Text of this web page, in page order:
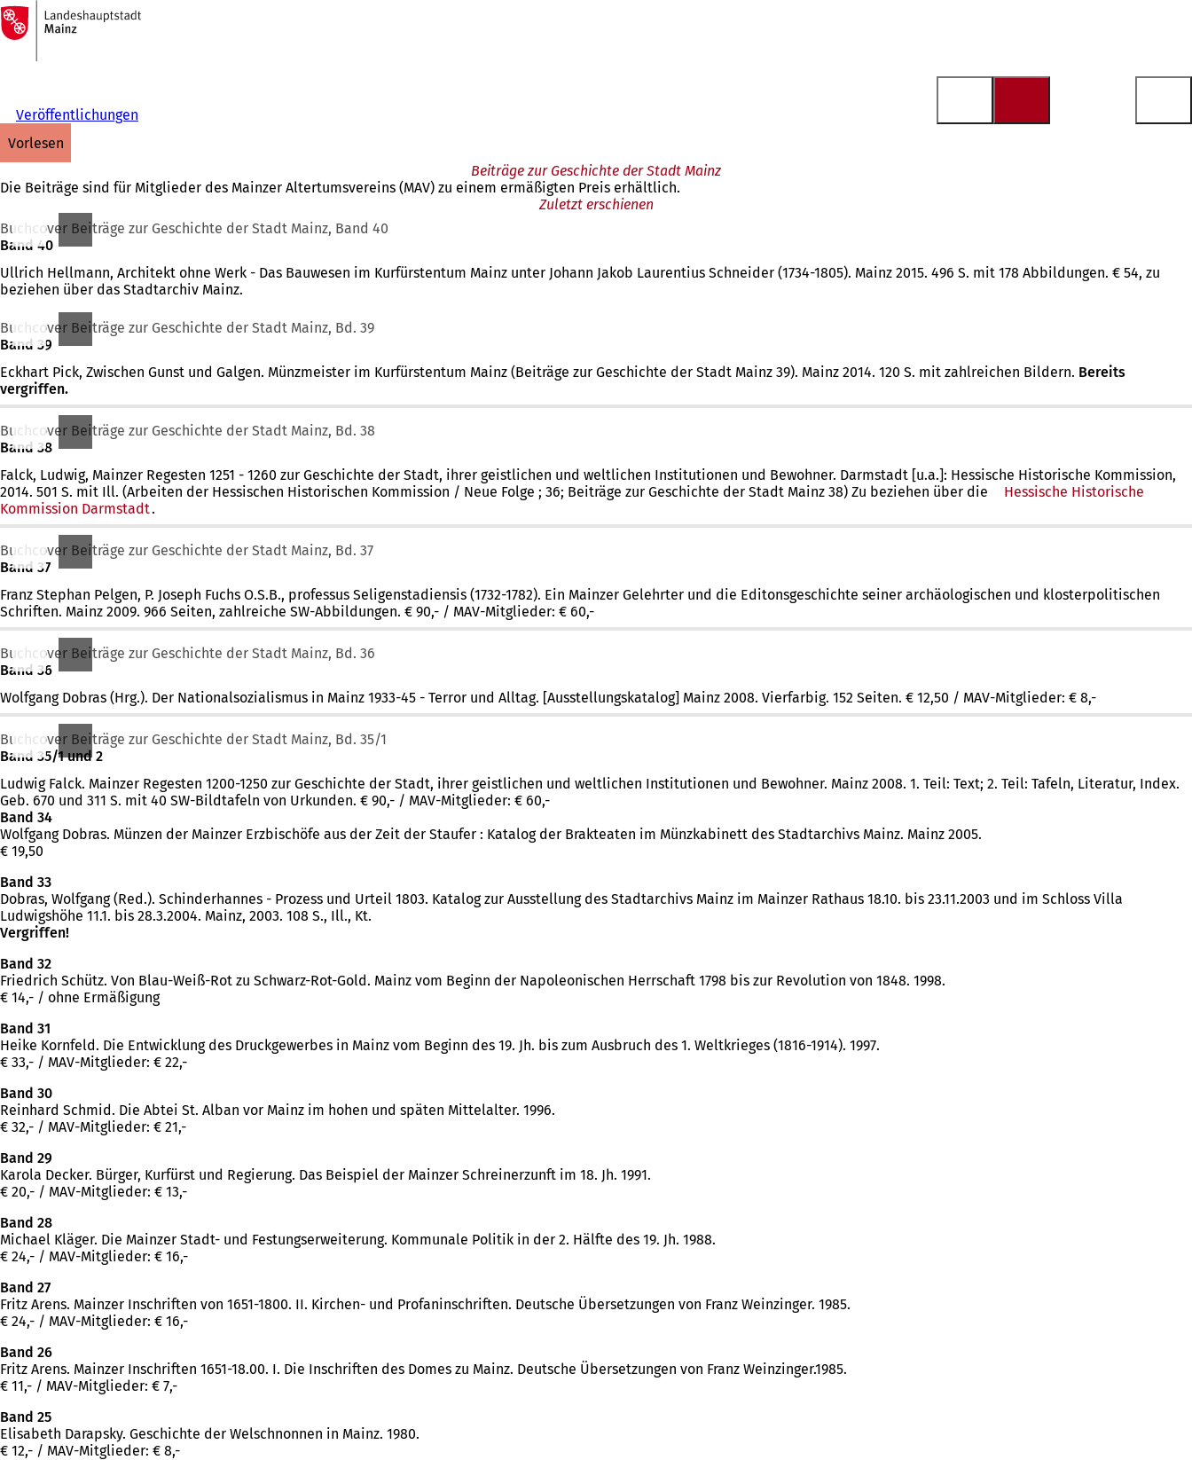
Inhalt anspringen
Zur
Startseite
Veröffentlichungen
vorlesen
Beiträge zur Geschichte der Stadt Mainz
Die Beiträge sind für Mitglieder des Mainzer Altertumsvereins (MAV) zu einem ermäßigten Preis erhältlich.
Zuletzt erschienen
Buchcover Beiträge zur Geschichte der Stadt Mainz, Band 40
Band 40
Ullrich Hellmann, Architekt ohne Werk - Das Bauwesen im Kurfürstentum Mainz unter Johann Jakob Laurentius Schneider (1734-1805). Mainz 2015. 496 S. mit 178 Abbildungen. € 54, zu
beziehen über das Stadtarchiv Mainz.
Buchcover Beiträge zur Geschichte der Stadt Mainz, Bd. 39
Band 39
Eckhart Pick, Zwischen Gunst und Galgen. Münzmeister im Kurfürstentum Mainz (Beiträge zur Geschichte der Stadt Mainz 39). Mainz 2014. 120 S. mit zahlreichen Bildern. Bereits
vergriffen.
Buchcover Beiträge zur Geschichte der Stadt Mainz, Bd. 38
Band 38
Falck, Ludwig, Mainzer Regesten 1251 - 1260 zur Geschichte der Stadt, ihrer geistlichen und weltlichen Institutionen und Bewohner. Darmstadt [u.a.]: Hessische Historische Kommission,
2014. 501 S. mit Ill. (Arbeiten der Hessischen Historischen Kommission / Neue Folge ; 36; Beiträge zur Geschichte der Stadt Mainz 38) Zu beziehen über die
Hessische Historische
Kommission Darmstadt.
Buchcover Beiträge zur Geschichte der Stadt Mainz, Bd. 37
Band 37
Franz Stephan Pelgen, P. Joseph Fuchs O.S.B., professus Seligenstadiensis (1732-1782). Ein Mainzer Gelehrter und die Editonsgeschichte seiner archäologischen und klosterpolitischen
Schriften. Mainz 2009. 966 Seiten, zahlreiche SW-Abbildungen. € 90,- / MAV-Mitglieder: € 60,-
Buchcover Beiträge zur Geschichte der Stadt Mainz, Bd. 36
Band 36
Wolfgang Dobras (Hrg.). Der Nationalsozialismus in Mainz 1933-45 - Terror und Alltag. [Ausstellungskatalog] Mainz 2008. Vierfarbig. 152 Seiten. € 12,50 / MAV-Mitglieder: € 8,-
Buchcover Beiträge zur Geschichte der Stadt Mainz, Bd. 35/1
Band 35/1 und 2
Ludwig Falck. Mainzer Regesten 1200-1250 zur Geschichte der Stadt, ihrer geistlichen und weltlichen Institutionen und Bewohner. Mainz 2008. 1. Teil: Text; 2. Teil: Tafeln, Literatur, Index.
Geb. 670 und 311 S. mit 40 SW-Bildtafeln von Urkunden. € 90,- / MAV-Mitglieder: € 60,-
Band 34
Wolfgang Dobras. Münzen der Mainzer Erzbischöfe aus der Zeit der Staufer : Katalog der Brakteaten im Münzkabinett des Stadtarchivs Mainz. Mainz 2005.
€ 19,50
Band 33
Dobras, Wolfgang (Red.). Schinderhannes - Prozess und Urteil 1803. Katalog zur Ausstellung des Stadtarchivs Mainz im Mainzer Rathaus 18.10. bis 23.11.2003 und im Schloss Villa
Ludwigshöhe 11.1. bis 28.3.2004. Mainz, 2003. 108 S., Ill., Kt.
Vergriffen!
Band 32
Friedrich Schütz. Von Blau-Weiß-Rot zu Schwarz-Rot-Gold. Mainz vom Beginn der Napoleonischen Herrschaft 1798 bis zur Revolution von 1848. 1998.
€ 14,- / ohne Ermäßigung
Band 31
Heike Kornfeld. Die Entwicklung des Druckgewerbes in Mainz vom Beginn des 19. Jh. bis zum Ausbruch des 1. Weltkrieges (1816-1914). 1997.
€ 33,- / MAV-Mitglieder: € 22,-
Band 30
Reinhard Schmid. Die Abtei St. Alban vor Mainz im hohen und späten Mittelalter. 1996.
€ 32,- / MAV-Mitglieder: € 21,-
Band 29
Karola Decker. Bürger, Kurfürst und Regierung. Das Beispiel der Mainzer Schreinerzunft im 18. Jh. 1991.
€ 20,- / MAV-Mitglieder: € 13,-
Band 28
Michael Kläger. Die Mainzer Stadt- und Festungserweiterung. Kommunale Politik in der 2. Hälfte des 19. Jh. 1988.
€ 24,- / MAV-Mitglieder: € 16,-
Band 27
Fritz Arens. Mainzer Inschriften von 1651-1800. II. Kirchen- und Profaninschriften. Deutsche Übersetzungen von Franz Weinzinger. 1985.
€ 24,- / MAV-Mitglieder: € 16,-
Band 26
Fritz Arens. Mainzer Inschriften 1651-18.00. I. Die Inschriften des Domes zu Mainz. Deutsche Übersetzungen von Franz Weinzinger.1985.
€ 11,- / MAV-Mitglieder: € 7,-
Band 25
Elisabeth Darapsky. Geschichte der Welschnonnen in Mainz. 1980.
€ 12,- / MAV-Mitglieder: € 8,-